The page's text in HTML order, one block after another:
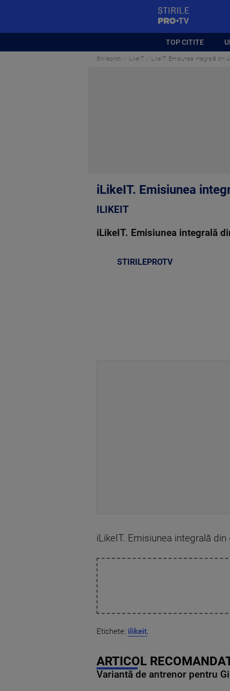
TOP CITITE
Stirileprotv iLikeIT iLikeIT. Emisiunea integrală din
iLikeIT. Emisiunea
ILIKEIT
iLikeIT. Emisiunea integrală
STIRILEPROTV
iLikeIT. Emisiunea integrală
Etichete: ilikeit,
ARTICOL
Variantă de antrenor pentru